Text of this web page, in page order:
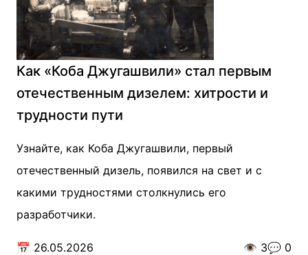
Как «Коба Джугашвили» стал первым
отечественным дизелем: хитрости и
трудности пути
Узнайте, как Коба Джугашвили, первый
отечественный дизель, появился на свет и с
какими трудностями столкнулись его
разработчики.
📅 26.05.2026 👁️ 3💬 0